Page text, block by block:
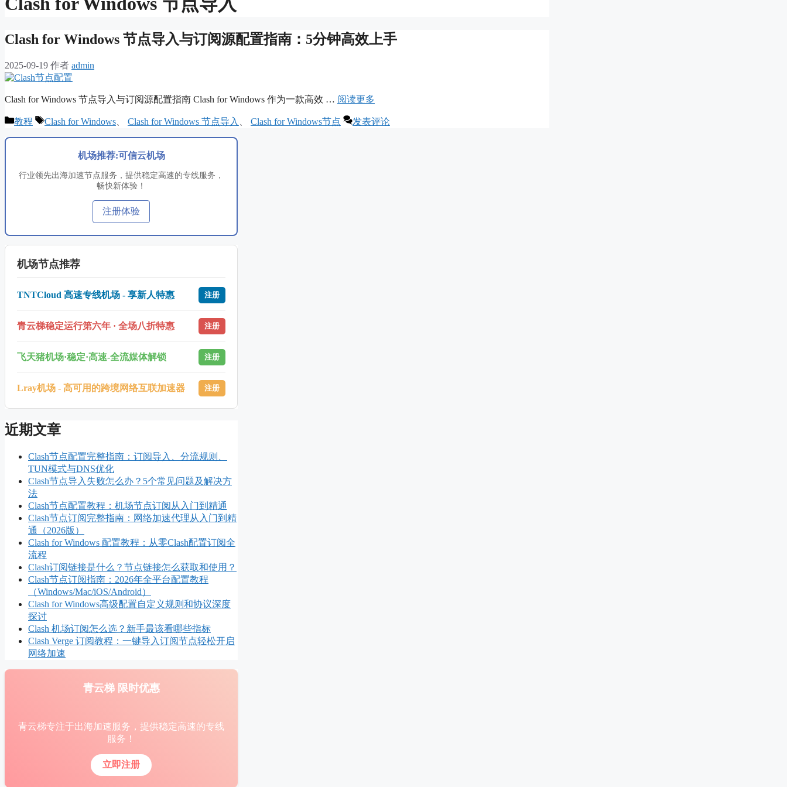
Clash for Windows 节点导入与订阅源配置指南：5分钟高效上手
2025-09-19 作者 admin
Clash for Windows 节点导入与订阅源配置指南 Clash for Windows 作为一款高效 … 阅读更多
分
教程
标
Clash for Windows、 Clash for Windows 节点导入 、 Clash for Windows节点 发表评论
机场推荐:可信云机场
行业领先出海加速节点服务，提供稳定高速的专线服务，
畅快新体验！
注册体验
机场节点推荐
TNTCloud 高速专线机场 - 享新人特惠 注册
青云梯稳定运行第六年 · 全场八折特惠 注册
飞天猪机场·稳定·高速-全流媒体解锁 注册
Lray机场 - 高可用的跨境网络互联加速器 注册
近期文章
Clash节点配置完整指南：订阅导入、分流规则、
TUN模式与DNS优化
Clash节点导入失败怎么办？5个常见问题及解决方
法
Clash节点配置教程：机场节点订阅从入门到精通
Clash节点订阅完整指南：网络加速代理从入门到精
通（2026版）
Clash for Windows 配置教程：从零Clash配置订阅全
流程
Clash订阅链接是什么？节点链接怎么获取和使用？
Clash节点订阅指南：2026年全平台配置教程
（Windows/Mac/iOS/Android）
Clash for Windows高级配置自定义规则和协议深度
探讨
Clash 机场订阅怎么选？新手最该看哪些指标
Clash Verge 订阅教程：一键导入订阅节点轻松开启
网络加速
青云梯 限时优惠
青云梯专注于出海加速服务，提供稳定高速的专线
服务！
立即注册